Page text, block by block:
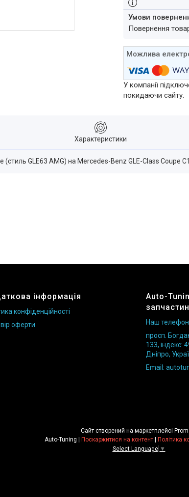
повернення
У компанії
покидаючи сайту.
Характеристики
GLE63 AMG) на Mercedes-Benz GLE-Class Coupe
інформація
конфіденційності
оферти
Auto-
запчастин
Наш
просп.
133, індекс:
Дніпро,
Email:
Сайт створений на маркетплейсі
Поскаржитися на контент
Політика
Select Language ▼